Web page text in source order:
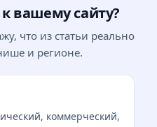
вашему сайту?
что из статьи реально
и регионе.
коммерческий,